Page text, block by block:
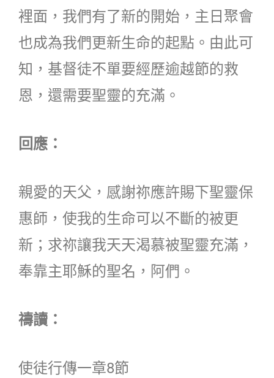
裡面，我們有了新的開始，主日聚會
也成為我們更新生命的起點。由此可
知，基督徒不單要經歷逾越節的救
恩，還需要聖靈的充滿。
回應：
親愛的天父，感謝祢應許賜下聖靈保
惠師，使我的生命可以不斷的被更
新；求祢讓我天天渴慕被聖靈充滿，
奉靠主耶穌的聖名，阿們。
禱讀：
使徒行傳一章8節